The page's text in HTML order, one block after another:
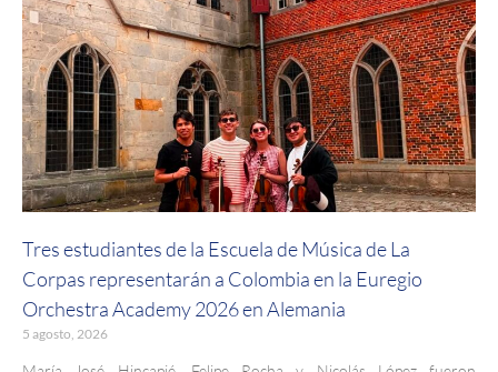
Tres estudiantes de la Escuela de Música de La
Corpas representarán a Colombia en la Euregio
Orchestra Academy 2026 en Alemania
5 agosto, 2026